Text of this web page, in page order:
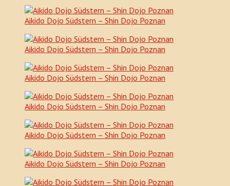
Aikido Dojo Südstern – Shin Dojo Poznan
Aikido Dojo Südstern – Shin Dojo Poznan
Aikido Dojo Südstern – Shin Dojo Poznan
Aikido Dojo Südstern – Shin Dojo Poznan
Aikido Dojo Südstern – Shin Dojo Poznan
Aikido Dojo Südstern – Shin Dojo Poznan